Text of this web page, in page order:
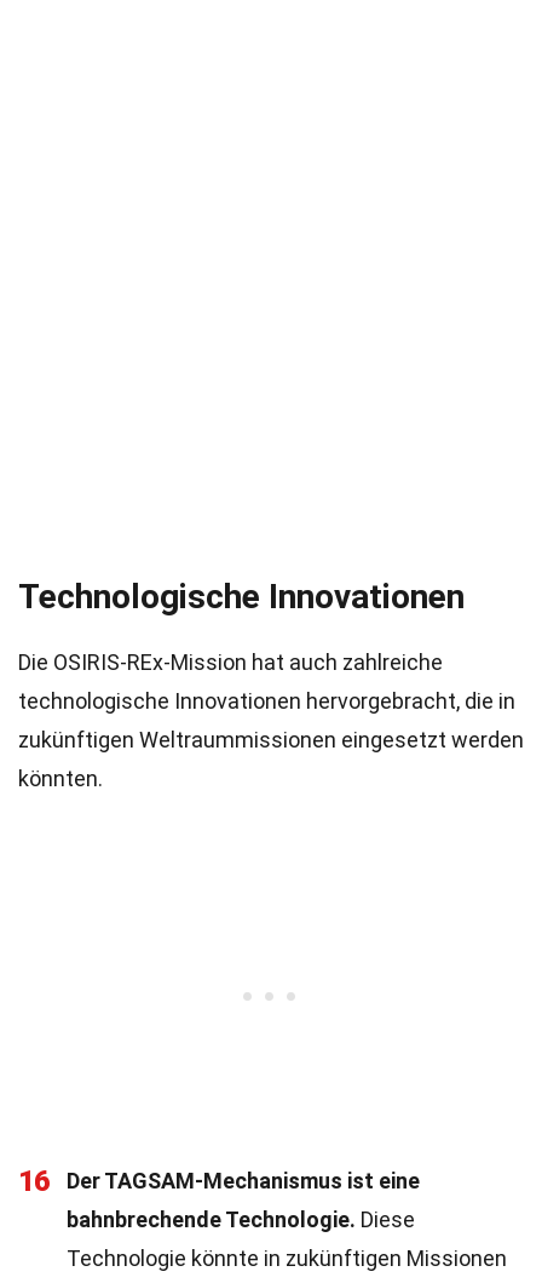
Technologische Innovationen
Die OSIRIS-REx-Mission hat auch zahlreiche
technologische Innovationen hervorgebracht, die in
zukünftigen Weltraummissionen eingesetzt werden
könnten.
16
Der TAGSAM-Mechanismus ist eine
bahnbrechende Technologie. Diese
Technologie könnte in zukünftigen Missionen